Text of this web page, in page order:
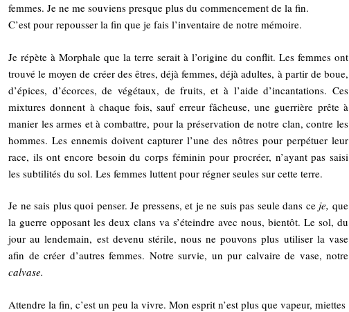
femmes. Je ne me souviens presque plus du commencement de la fin.
C’est pour repousser la fin que je fais l’inventaire de notre mémoire.
Je répète à Morphale que la terre serait à l’origine du conflit. Les femmes ont
trouvé le moyen de créer des êtres, déjà femmes, déjà adultes, à partir de boue,
d’épices, d’écorces, de végétaux, de fruits, et à l’aide d’incantations. Ces
mixtures donnent à chaque fois, sauf erreur fâcheuse, une guerrière prête à
manier les armes et à combattre, pour la préservation de notre clan, contre les
hommes. Les ennemis doivent capturer l’une des nôtres pour perpétuer leur
race, ils ont encore besoin du corps féminin pour procréer, n’ayant pas saisi
les subtilités du sol. Les femmes luttent pour régner seules sur cette terre.
Je ne sais plus quoi penser. Je pressens, et je ne suis pas seule dans ce je, que
la guerre opposant les deux clans va s’éteindre avec nous, bientôt. Le sol, du
jour au lendemain, est devenu stérile, nous ne pouvons plus utiliser la vase
afin de créer d’autres femmes. Notre survie, un pur calvaire de vase, notre
calvase.
Attendre la fin, c’est un peu la vivre. Mon esprit n’est plus que vapeur, miettes